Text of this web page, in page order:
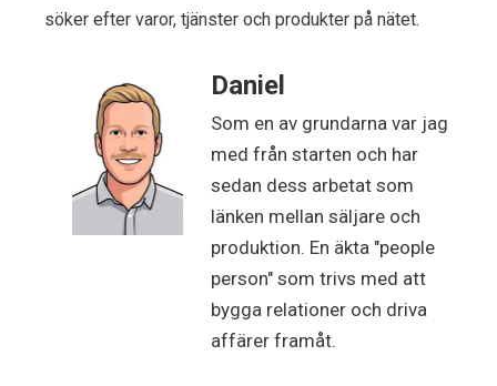
söker efter varor, tjänster och produkter på nätet.
Daniel
Som en av grundarna var jag
med från starten och har
sedan dess arbetat som
länken mellan säljare och
produktion. En äkta "people
person" som trivs med att
bygga relationer och driva
affärer framåt.